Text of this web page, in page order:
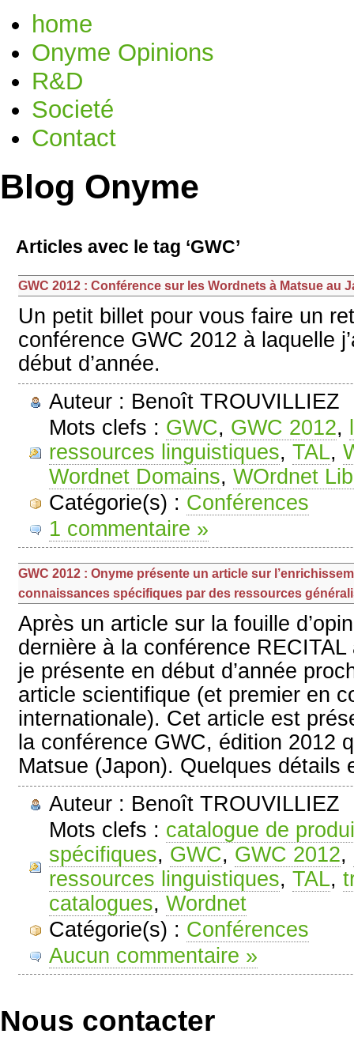
home
Onyme Opinions
R&D
Societé
Contact
Blog Onyme
Articles avec le tag ‘GWC’
GWC 2012 : Conférence sur les Wordnets à Matsue au
Un petit billet pour vous faire un
conférence GWC 2012 à laquelle
début d’année.
Auteur : Benoît TROUVILLIEZ
Mots clefs : GWC, GWC 2012,
ressources linguistiques, TAL,
Wordnet Domains, WOrdnet
Catégorie(s) : Conférences
1 commentaire »
GWC 2012 : Onyme présente un article sur
connaissances spécifiques par des ressources
Après un article sur la fouille
dernière à la conférence
je présente en début d’année
article scientifique (et premier en
internationale). Cet article est
la conférence GWC, édition 2012
Matsue (Japon). Quelques
Auteur : Benoît TROUVILLIEZ
Mots clefs : catalogue de
spécifiques, GWC, GWC 2012,
ressources linguistiques, TAL,
catalogues, Wordnet
Catégorie(s) : Conférences
Aucun commentaire »
Nous contacter